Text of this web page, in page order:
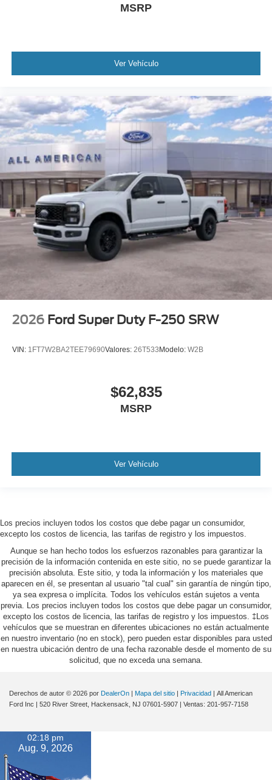
MSRP
Ver Vehículo
2026 Ford Super Duty F-250 SRW
VIN: 1FT7W2BA2TEE79690Valores: 26T533 Modelo: W2B
$62,835
MSRP
Ver Vehículo
Los precios incluyen todos los costos que debe pagar un consumidor,
excepto los costos de licencia, las tarifas de registro y los impuestos.
Aunque se han hecho todos los esfuerzos razonables para garantizar la
precisión de la información contenida en este sitio, no se puede garantizar la
precisión absoluta. Este sitio, y toda la información y los materiales que
aparecen en él, se presentan al usuario "tal cual" sin garantía de ningún tipo,
ya sea expresa o implícita. Todos los vehículos están sujetos a venta
previa. Los precios incluyen todos los costos que debe pagar un consumidor,
excepto los costos de licencia, las tarifas de registro y los impuestos. ‡Los
vehículos que se muestran en diferentes ubicaciones no están actualmente
en nuestro inventario (no en stock), pero pueden estar disponibles para usted
en nuestra ubicación dentro de una fecha razonable desde el momento de su
solicitud, que no exceda una semana.
Derechos de autor © 2026 por DealerOn | Mapa del sitio | Privacidad | All American
Ford Inc | 520 River Street, Hackensack, NJ 07601-5907 | Ventas: 201-957-7158
02:18 pm
Aug. 9, 2026